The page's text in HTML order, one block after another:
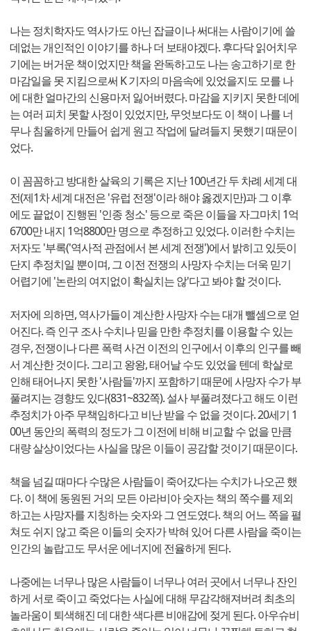
나는 정치학자도 역사가도 아닌 잡글이나 써대는 사람이기에 쓸
데없는 개인적인 이야기를 하나 더 보태야겠다. 후다닥 읽어치우
기에는 버거운 책이었지만 책을 완독하고도 나는 송고하기로 한
마감일을 못 지킴으로써 K 기자의 마음속에 있었을지도 모를 나
에 대한 얼마간의 신용마저 잃어버렸다. 마감을 지키지 못한 데에
는 여러 피치 못할 사정이 있었지만, 무엇보다도 이 책이 나를 너
무나 침울하게 만들어 쉽게 원고 작업에 달려들지 못했기 때문이
었다.
이 꼼꼼하고 방대한 살육의 기록은 지난 100년간 두 차례 세계 대
전(제1차 세계 대전은 '유럽 전쟁'이라 해야 옳겠지만)과 그 이후
에도 끝없이 진행된 '인종 청소' 등으로 죽은 이들을 자그마치 1억
6700만 내지 1억8800만 명으로 추정하고 있었다. 이러한 수치는
저자도 '부록('역사적 관점에서 본 세계 전쟁')에서 밝히고 있듯이
단지 추정치일 뿐이며, 그 이전 전쟁의 사망자 수치는 더욱 믿기
어렵기에 '논란의 여지없이 확실치는 않'다고 봐야 할 것이다.
저자에 의하면, 역사가들이 계산한 사망자 수는 대개 뺄셈으로 얻
어진다. 즉 인구 조사 수치나 믿을 만한 추정치를 이용할 수 있는
경우, 전쟁이나 다른 폭력 사건 이전의 인구에서 이후의 인구를 빼
서 계산한 것이다. 그리고 왕왕, 태어날 수도 있었을 텐데 학살로
인해 태어나지 못한 '사람들'까지 포함하기 때문에 사망자 수가 부
풀려지는 경향도 있다(831~832쪽). 설사 부풀려졌다고 해도 이런
추정치가 아주 무책임하다고 비난 받을 수 없을 것이다. 20세기 1
00년 동안의 폭력의 정도가 그 이전에 비해 비교할 수 없을 만큼
대량 살상이었다는 사실을 많은 이들이 공감할 것이기 때문이다.
책을 넘길 때마다 수많은 사람들이 죽어갔다는 수치가 나오곤 했
다. 이 책에 동원된 거의 모든 아라비아 숫자는 책의 쪽수를 제외
하고는 사망자를 지칭하는 숫자와 그 연도였다. 책의 어느 쪽을 펼
쳐도 쉬지 않고 죽은 이들의 숫자가 박혀 있어 다른 사람을 죽이는
인간의 놀랍고도 무서운 에너지에 전율하게 된다.
나중에는 너무나 많은 사람들이 너무나 여러 곳에서 너무나 잔인
하게 서로 죽이고 죽었다는 사실에 대해 무감각해져버려 최초의
놀라움이 퇴색해진 데 대한 색다른 비애감에 젖게 된다. 아우슈비